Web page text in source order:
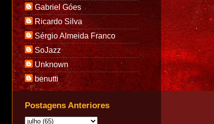
Gabriel Góes
Ricardo Silva
Sérgio Almeida Franco
SoJazz
Unknown
benutti
Postagens Anteriores